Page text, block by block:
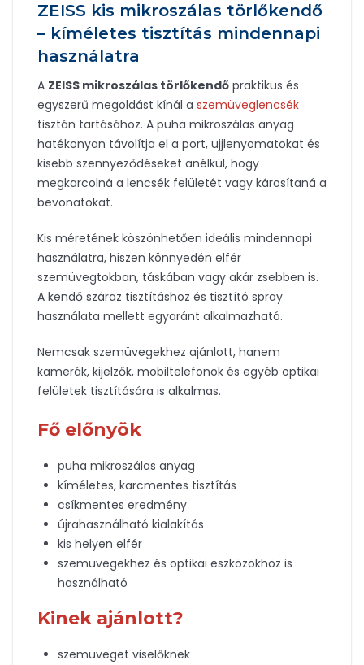
ZEISS kis mikroszálas törlőkendő
– kíméletes tisztítás mindennapi
használatra
A ZEISS mikroszálas törlőkendő praktikus és
egyszerű megoldást kínál a szemüveglencsék
tisztán tartásához. A puha mikroszálas anyag
hatékonyan távolítja el a port, ujjlenyomatokat és
kisebb szennyeződéseket anélkül, hogy
megkarcolná a lencsék felületét vagy károsítaná a
bevonatokat.
Kis méretének köszönhetően ideális mindennapi
használatra, hiszen könnyedén elfér
szemüvegtokban, táskában vagy akár zsebben is.
A kendő száraz tisztításhoz és tisztító spray
használata mellett egyaránt alkalmazható.
Nemcsak szemüvegekhez ajánlott, hanem
kamerák, kijelzők, mobiltelefonok és egyéb optikai
felületek tisztítására is alkalmas.
Fő előnyök
puha mikroszálas anyag
kíméletes, karcmentes tisztítás
csíkmentes eredmény
újrahasználható kialakítás
kis helyen elfér
szemüvegekhez és optikai eszközökhöz is
használható
Kinek ajánlott?
szemüveget viselőknek